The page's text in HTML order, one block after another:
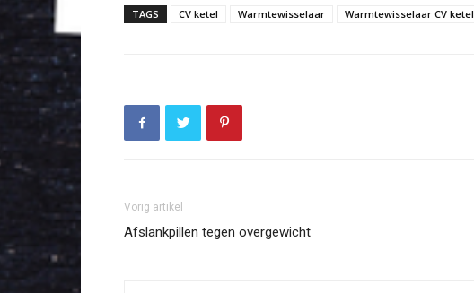
TAGS CV ketel Warmtewisselaar Warmtewisselaar CV ketel
Vorig artikel
Afslankpillen tegen overgewicht